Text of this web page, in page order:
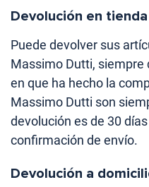
Devolución en
Puede devolver sus
Massimo Dutti, siempre
en que ha hecho la
Massimo Dutti son
devolución es de 30
confirmación de envío.
Devolución a